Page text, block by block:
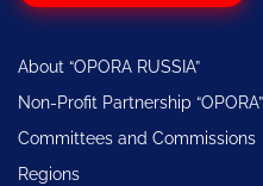
About “OPORA RUSSIA”
Non-Profit Partnership “OPORA”
Committees and Commissions
Regions